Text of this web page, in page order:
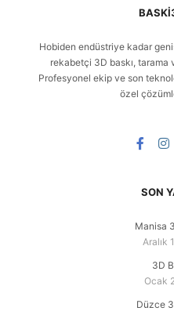
Hobiden endüstriye kadar
rekabetçi 3D baskı, tarama
Profesyonel ekip ve son
özel
SON
Manisa
Aralık
3D
Ocak
Düzce